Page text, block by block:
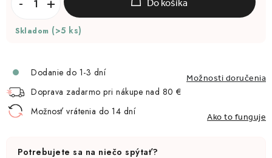
Do košíka
Skladom (>5 ks)
Dodanie do 1-3 dní Možnosti doručenia
Doprava zadarmo pri nákupe nad 80 €
Možnosť vrátenia do 14 dní
Ako to funguje
Potrebujete sa na niečo spýtať?